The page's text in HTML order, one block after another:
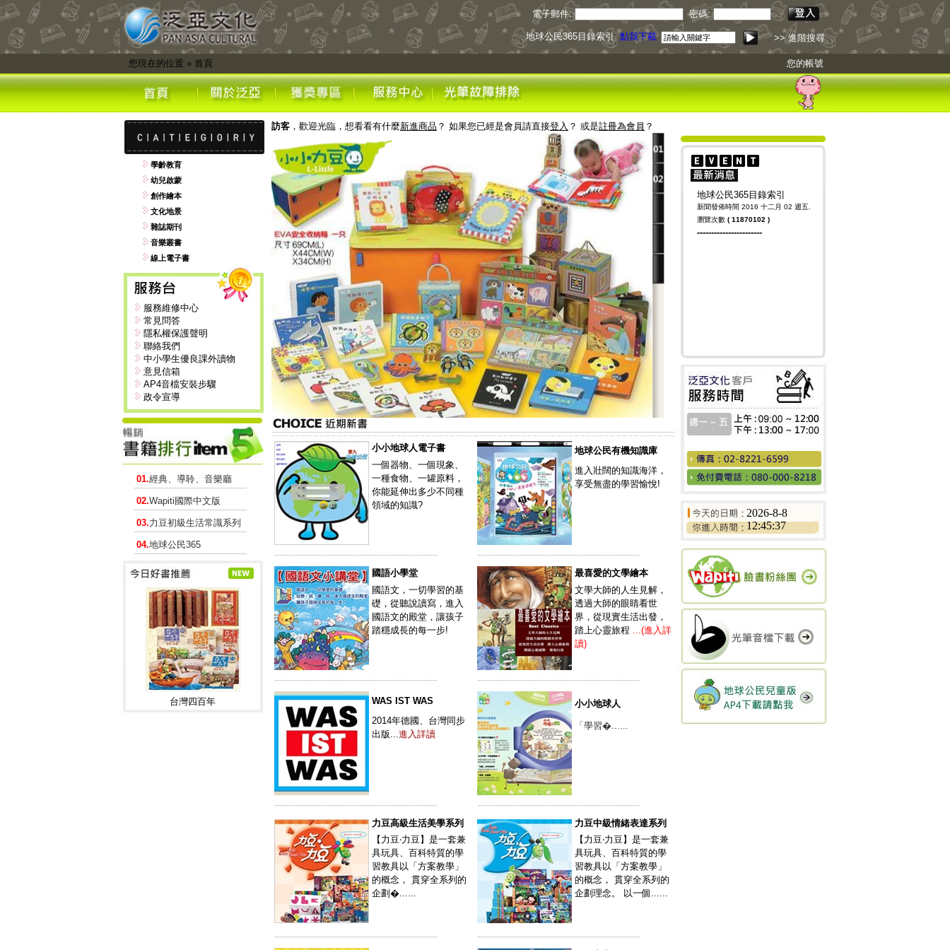
電子郵件: 密碼:
地球公民365目錄索引點我下載 >> 進階搜尋
您現在的位置 » 首頁 您的帳號
學齡教育
幼兒啟蒙
創作繪本
文化地景
雜誌期刊
音樂叢書
線上電子書
服務維修中心
常見問答
隱私權保護聲明
聯絡我們
中小學生優良課外讀物
意見信箱
AP4音檔安裝步驟
政令宣導
01.經典、導聆、音樂廳
02.Wapiti國際中文版
03.力豆初級生活常識系列
04.地球公民365
台灣四百年
訪客 ，歡迎光臨，想看看有什麼新進商品 ？ 如果您已經是會員請直接登入 ？ 或是註冊為會員 ？
地球公民365目錄索引
新聞發佈時間 2016 十二月 02 週五.
瀏覽次數 ( 11870102 )
-----------------------
2026-8-8
12:45:37
小小地球人電子書
一個器物、一個現象、
一種食物、一罐原料，
你能延伸出多少不同種
領域的知識?
----------------------------------------------
地球公民有機知識庫
進入壯闊的知識海洋，
享受無盡的學習愉悅!
----------------------------------------------
國語小學堂
國語文，一切學習的基
礎，從聽說讀寫，進入
國語文的殿堂，讓孩子
踏穩成長的每一步!
----------------------------------------------
最喜愛的文學繪本
文學大師的人生見解，
透過大師的眼睛看世
界，從現實生活出發，
踏上心靈旅程 ...(進入詳
讀)
----------------------------------------------
WAS IST WAS
2014年德國、台灣同步
出版...進入詳讀
----------------------------------------------
小小地球人
「學習�......
----------------------------------------------
力豆高級生活美學系列
【力豆‧力豆】是一套兼
具玩具、百科特質的學
習教具以「方案教學」
的概念， 貫穿全系列的
企劃�......
----------------------------------------------
力豆中級情緒表達系列
【力豆‧力豆】是一套兼
具玩具、百科特質的學
習教具以「方案教學」
的概念， 貫穿全系列的
企劃理念。 以一個......
----------------------------------------------